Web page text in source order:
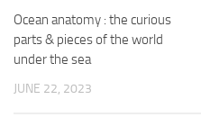
Ocean anatomy : the curious
parts & pieces of the world
under the sea
JUNE 22, 2023